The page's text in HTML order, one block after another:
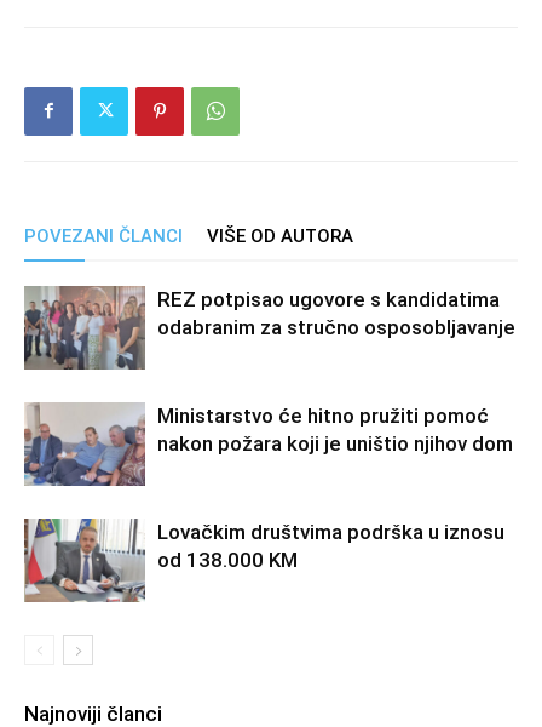
POVEZANI ČLANCI VIŠE OD AUTORA
REZ potpisao ugovore s kandidatima
odabranim za stručno osposobljavanje
Ministarstvo će hitno pružiti pomoć
nakon požara koji je uništio njihov dom
Lovačkim društvima podrška u iznosu
od 138.000 KM
Najnoviji članci